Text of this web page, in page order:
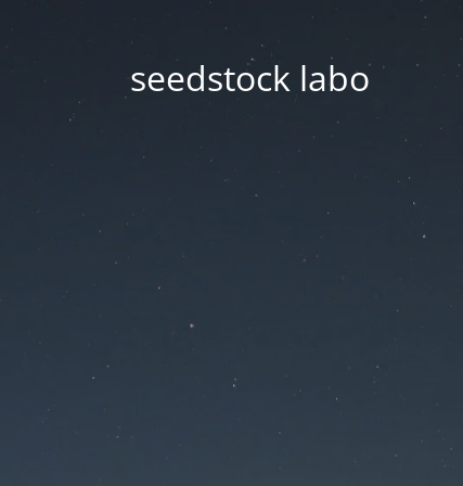
seedstock labo